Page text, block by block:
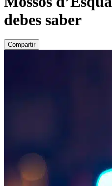
debes saber
Compartir